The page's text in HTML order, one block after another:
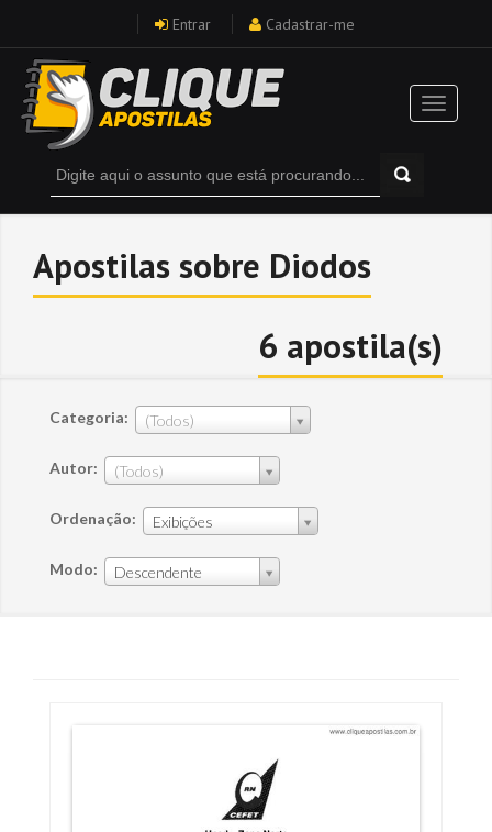
Entrar Cadastrar-me
Apostilas sobre Diodos
6 apostila(s)
Categoria: (Todos)
Autor: (Todos)
Ordenação: Exibições
Modo: Descendente